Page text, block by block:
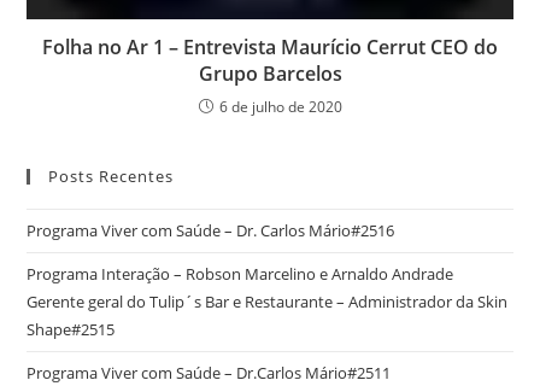
Folha no Ar 1 – Entrevista Maurício Cerrut CEO do
Grupo Barcelos
6 de julho de 2020
Posts Recentes
Programa Viver com Saúde – Dr. Carlos Mário#2516
Programa Interação – Robson Marcelino e Arnaldo Andrade
Gerente geral do Tulip´s Bar e Restaurante – Administrador da Skin
Shape#2515
Programa Viver com Saúde – Dr.Carlos Mário#2511